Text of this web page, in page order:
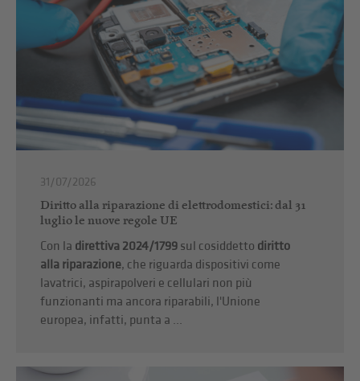
31/07/2026
Diritto alla riparazione di elettrodomestici: dal 31
luglio le nuove regole UE
Con la direttiva 2024/1799sul cosiddetto diritto
alla riparazione, che riguarda dispositivi come
lavatrici, aspirapolveri e cellulari non più
funzionanti ma ancora riparabili, l'Unione
europea, infatti, punta a ...